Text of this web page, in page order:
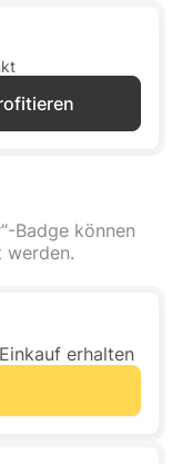
Badge können
werden.
erhalten